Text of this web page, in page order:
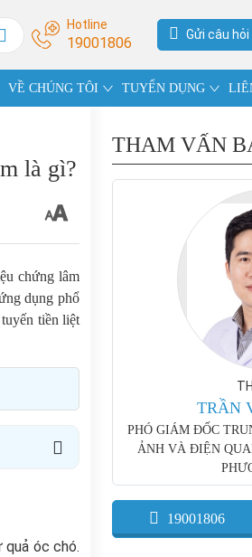
Hotline
19001806 Gửi câu hỏi
VỀ CHÚNG TÔI TUYỂN DỤNG
là gì?
chứng lâm
dụng phổ
tiền liệt
óc chó.
THAM VẤN
TRẦN
PHÓ GIÁM ĐỐC
ẢNH VÀ ĐIỆN
19001806